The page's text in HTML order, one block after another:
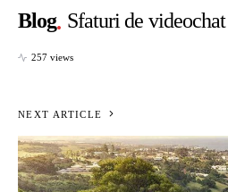
Blog Sfaturi de videochat
257 views
NEXT ARTICLE